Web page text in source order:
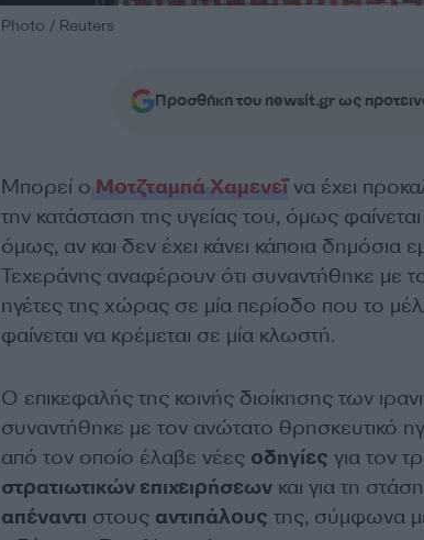
Photo / Reuters
Προσθήκη του newsit.gr ως
Μπορεί ο Μοτζταμπά Χαμενεΐνα έχει
την κατάσταση της υγείας του, όμως
όμως, αν και δεν έχει κάνει κάποια δημόσια
Τεχεράνης αναφέρουν ότι συναντήθηκε με
ηγέτες της χώρας σε μία περίοδο που το
φαίνεται να κρέμεται σε μία κλωστή.
Ο επικεφαλής της κοινής διοίκησης των
συναντήθηκε με τον ανώτατο θρησκευτικό
από τον οποίο έλαβε νέες οδηγίες για τον
στρατιωτικών επιχειρήσεωνκαι για τη
απέναντι στους αντιπάλους της, σύμφωνα